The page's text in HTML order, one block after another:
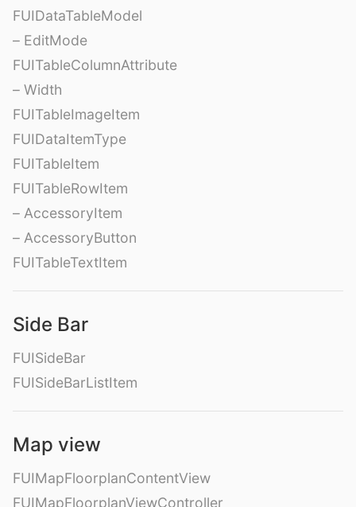
FUIDataTableModel
– EditMode
FUITableColumnAttribute
– Width
FUITableImageItem
FUIDataItemType
FUITableItem
FUITableRowItem
– AccessoryItem
– AccessoryButton
FUITableTextItem
Side Bar
FUISideBar
FUISideBarListItem
Map view
FUIMapFloorplanContentView
FUIMapFloorplanViewController